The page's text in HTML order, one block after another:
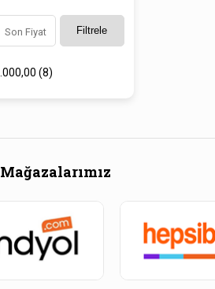
Filtrele
(8)